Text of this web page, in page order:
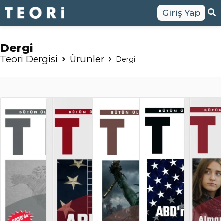
Giriş Yap
Dergi
Teori Dergisi Ürünler Dergi